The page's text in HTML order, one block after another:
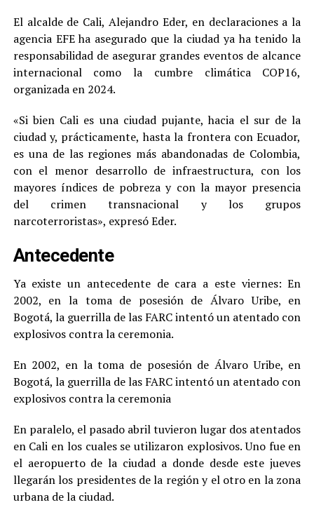
El alcalde de Cali, Alejandro Eder, en declaraciones a la
agencia EFE ha asegurado que la ciudad ya ha tenido la
responsabilidad de asegurar grandes eventos de alcance
internacional como la cumbre climática COP16,
organizada en 2024.
«Si bien Cali es una ciudad pujante, hacia el sur de la
ciudad y, prácticamente, hasta la frontera con Ecuador,
es una de las regiones más abandonadas de Colombia,
con el menor desarrollo de infraestructura, con los
mayores índices de pobreza y con la mayor presencia
del crimen transnacional y los grupos
narcoterroristas», expresó Eder.
Antecedente
Ya existe un antecedente de cara a este viernes: En
2002, en la toma de posesión de Álvaro Uribe, en
Bogotá, la guerrilla de las FARC intentó un atentado con
explosivos contra la ceremonia.
En 2002, en la toma de posesión de Álvaro Uribe, en
Bogotá, la guerrilla de las FARC intentó un atentado con
explosivos contra la ceremonia
En paralelo, el pasado abril tuvieron lugar dos atentados
en Cali en los cuales se utilizaron explosivos. Uno fue en
el aeropuerto de la ciudad a donde desde este jueves
llegarán los presidentes de la región y el otro en la zona
urbana de la ciudad.